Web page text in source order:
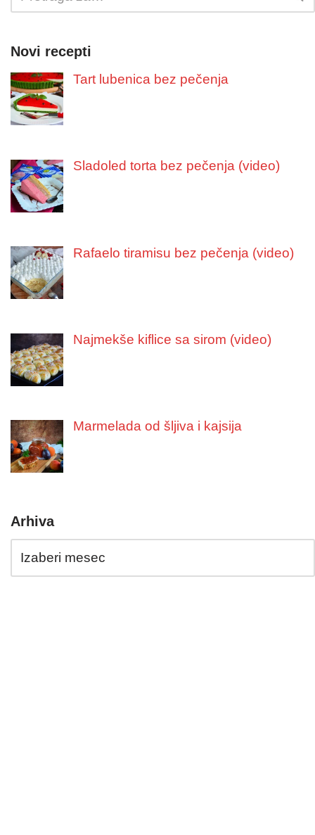
Novi recepti
Tart lubenica bez pečenja
Sladoled torta bez pečenja (video)
Rafaelo tiramisu bez pečenja (video)
Najmekše kiflice sa sirom (video)
Marmelada od šljiva i kajsija
Arhiva